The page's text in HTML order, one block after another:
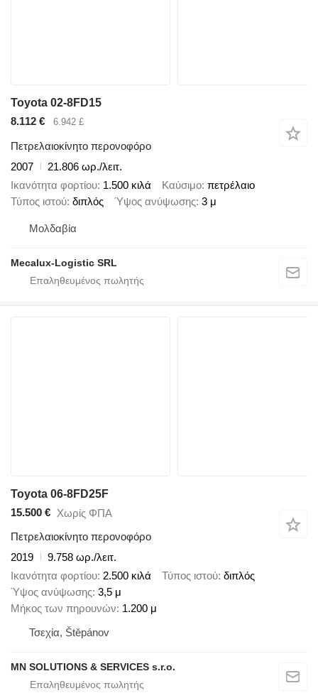
Toyota 02-8FD15
8.112 €
6.942 £
Πετρελαιοκίνητο περονοφόρο
2007
21.806 ωρ./λειτ.
Ικανότητα φορτίου 1.500 κιλά Καύσιμο πετρέλαιο
Τύπος ιστού διπλός Ύψος ανύψωσης 3 μ
Μολδαβία
Mecalux-Logistic SRL
Toyota 06-8FD25F
15.500 € Χωρίς ΦΠΑ
Πετρελαιοκίνητο περονοφόρο
2019
9.758 ωρ./λειτ.
Ικανότητα φορτίου 2.500 κιλά Τύπος ιστού διπλός
Ύψος ανύψωσης 3,5 μ
Μήκος των πηρουνών 1.200 μ
Τσεχία, Štěpánov
MN SOLUTIONS & SERVICES s.r.o.